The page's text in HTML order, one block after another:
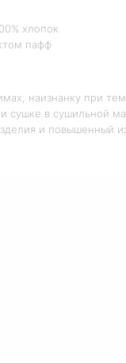
хлопок
пафф
наизнанку при
сушке в сушильной
и повышенный